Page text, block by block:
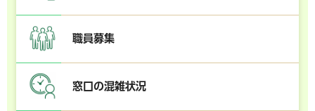
職員募集
窓口の混雑状況